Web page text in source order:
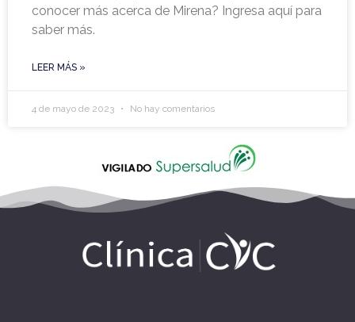
conocer más acerca de Mirena? Ingresa aquí para
saber más.
LEER MÁS »
4 de mayo de 2023 No hay comentarios